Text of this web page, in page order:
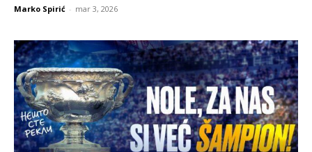
Marko Spirić - mar 3, 2026